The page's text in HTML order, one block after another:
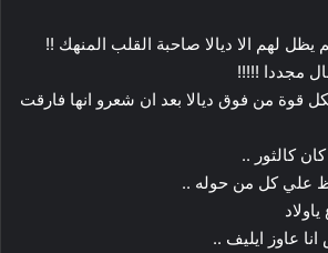
يظل لهم الا ديالا صاحبة القلب المنهك !!
مجددا !!!!!
قوة من فوق ديالا بعد ان شعرو انها فارقت
كالثور ..
علي كل من حوله ..
عاوز ايليف ..